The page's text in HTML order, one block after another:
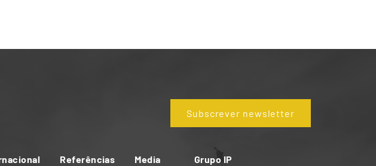
Subscrever newsletter
Referências Media Grupo IP